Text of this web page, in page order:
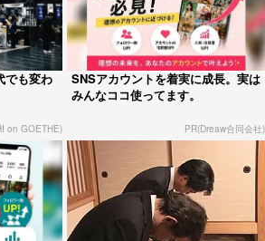
でも変わ
on GOETHE)
SNSアカウントを着実に成長。実は
みんなココ使ってます。
PR(Dreaw合同会社)